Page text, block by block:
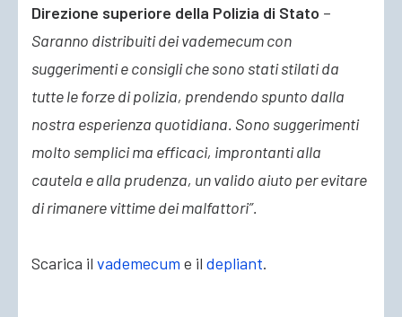
Direzione superiore della Polizia di Stato –
Saranno distribuiti dei vademecum con
suggerimenti e consigli che sono stati stilati da
tutte le forze di polizia, prendendo spunto dalla
nostra esperienza quotidiana. Sono suggerimenti
molto semplici ma efficaci, improntanti alla
cautela e alla prudenza, un valido aiuto per evitare
di rimanere vittime dei malfattori”.
Scarica il vademecum e il depliant.